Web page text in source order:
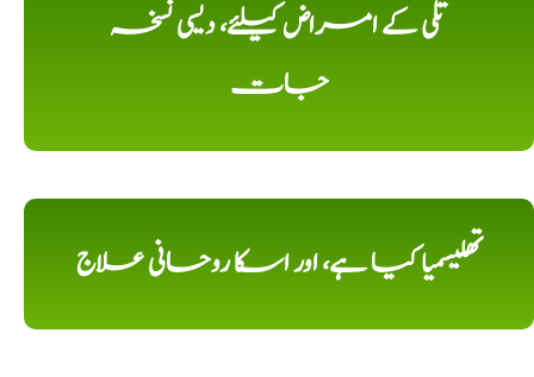
تلی کے امراض کیلئے، دیسی نسخہ
جات
تھلیسمیا کیا ہے، اور اسکا روحانی علاج